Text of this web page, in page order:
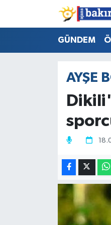
GÜNDEM
AYŞE
İzmir Nöbetçi
Süper Lig Puan
Tüm Manşetler
Son Dakika Haberleri
Haber Arşivi